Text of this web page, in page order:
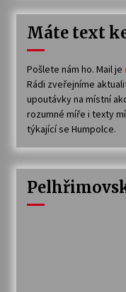
Máte text
Pošlete nám ho. Mail je
Rádi zveřejníme
upoutávky na místní
rozumné míře i texty
týkající se Humpolce.